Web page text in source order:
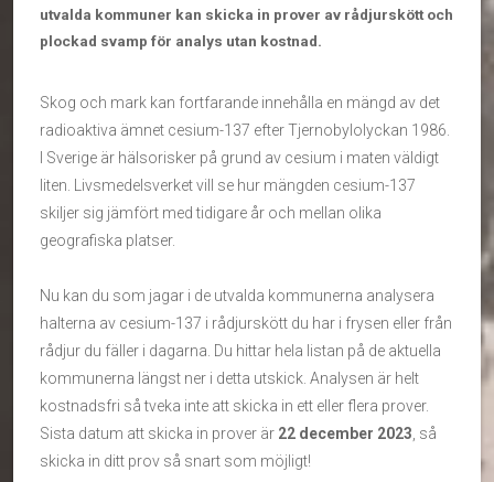
utvalda kommuner kan skicka in prover av rådjurskött och
plockad svamp för analys utan kostnad.
Skog och mark kan fortfarande innehålla en mängd av det
radioaktiva ämnet cesium-137 efter Tjernobylolyckan 1986.
I Sverige är hälsorisker på grund av cesium i maten väldigt
liten. Livsmedelsverket vill se hur mängden cesium-137
skiljer sig jämfört med tidigare år och mellan olika
geografiska platser.
Nu kan du som jagar i de utvalda kommunerna analysera
halterna av cesium-137 i rådjurskött du har i frysen eller från
rådjur du fäller i dagarna. Du hittar hela listan på de aktuella
kommunerna längst ner i detta utskick. Analysen är helt
kostnadsfri så tveka inte att skicka in ett eller flera prover.
Sista datum att skicka in prover är 22 december 2023 , så
skicka in ditt prov så snart som möjligt!